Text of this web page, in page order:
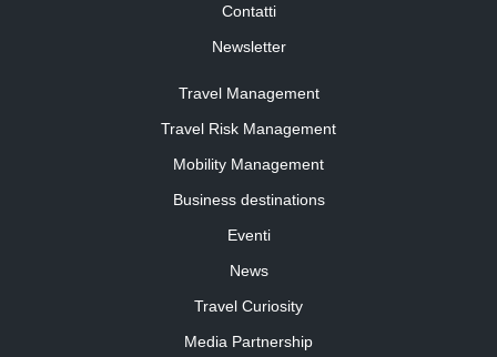
Contatti
Newsletter
Travel Management
Travel Risk Management
Mobility Management
Business destinations
Eventi
News
Travel Curiosity
Media Partnership